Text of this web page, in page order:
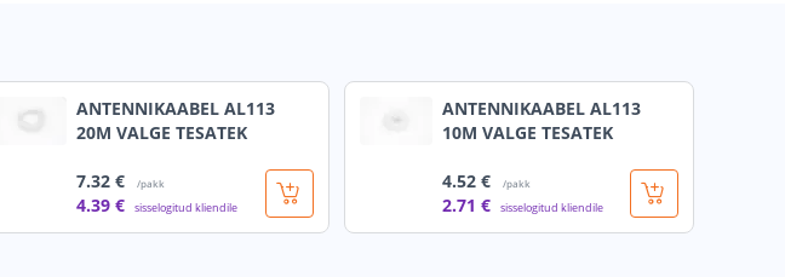
ANTENNIKAABEL AL113
20M VALGE TESATEK
7.32 € /pakk
4.39 € sisselogitud kliendile
ANTENNIKAABEL AL113
10M VALGE TESATEK
4.52 € /pakk
2.71 € sisselogitud kliendile